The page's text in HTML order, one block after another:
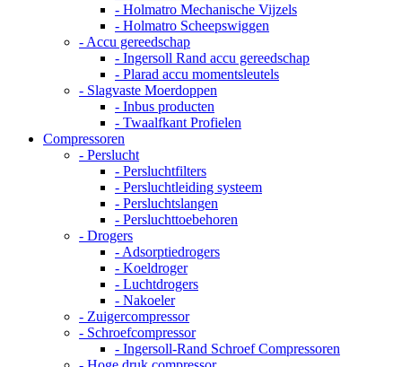
- Holmatro Mechanische Vijzels
- Holmatro Scheepswiggen
- Accu gereedschap
- Ingersoll Rand accu gereedschap
- Plarad accu momentsleutels
- Slagvaste Moerdoppen
- Inbus producten
- Twaalfkant Profielen
Compressoren
- Perslucht
- Persluchtfilters
- Persluchtleiding systeem
- Persluchtslangen
- Persluchttoebehoren
- Drogers
- Adsorptiedrogers
- Koeldroger
- Luchtdrogers
- Nakoeler
- Zuigercompressor
- Schroefcompressor
- Ingersoll-Rand Schroef Compressoren